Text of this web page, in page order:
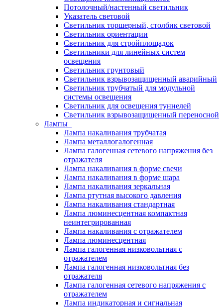
Потолочный/настенный светильник
Указатель световой
Светильник торшерный, столбик световой
Светильник ориентации
Светильник для стройплощадок
Светильники для линейных систем
освещения
Светильник грунтовый
Светильник взрывозащищенный аварийный
Светильник трубчатый для модульной
системы освещения
Светильник для освещения туннелей
Светильник взрывозащищенный переносной
Лампы
Лампа накаливания трубчатая
Лампа металлогалогенная
Лампа галогенная сетевого напряжения без
отражателя
Лампа накаливания в форме свечи
Лампа накаливания в форме шара
Лампа накаливания зеркальная
Лампа ртутная высокого давления
Лампа накаливания стандартная
Лампа люминесцентная компактная
неинтегрированная
Лампа накаливания с отражателем
Лампа люминесцентная
Лампа галогенная низковольтная с
отражателем
Лампа галогенная низковольтная без
отражателя
Лампа галогенная сетевого напряжения с
отражателем
Лампа индикаторная и сигнальная